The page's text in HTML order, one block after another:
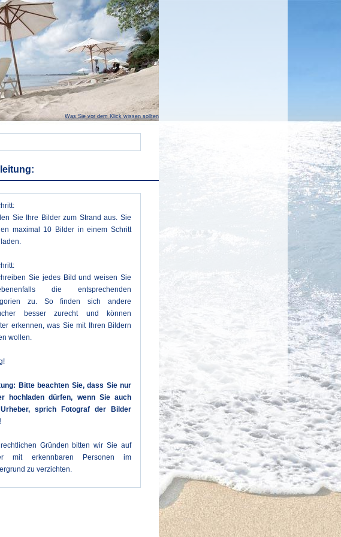
Was Sie vor dem Klick wissen sollten
Sie Ihre Bilder zum Strand aus. Sie
maximal 10 Bilder in einem Schritt
Sie jedes Bild und weisen Sie
die entsprechenden
zu. So finden sich andere
besser zurecht und können
erkennen, was Sie mit Ihren Bildern
wollen.
Bitte beachten Sie, dass Sie nur
hochladen dürfen, wenn Sie auch
sprich Fotograf der Bilder
Gründen bitten wir Sie auf
mit erkennbaren Personen im
zu verzichten.